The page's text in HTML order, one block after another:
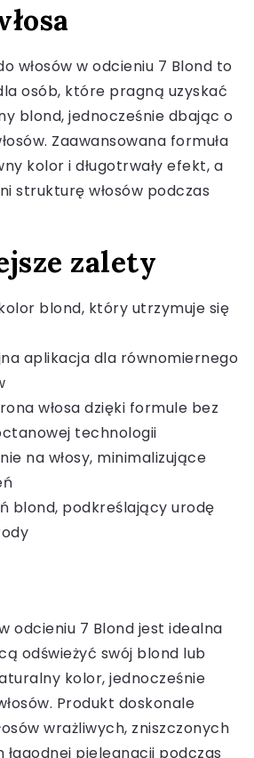
włosów w odcieniu 7 Blond to
osób, które pragną uzyskać
blond, jednocześnie dbając o
Zaawansowana formuła
kolor i długotrwały efekt, a
strukturę włosów podczas
zalety
blond, który utrzymuje się
aplikacja dla równomiernego
włosa dzięki formule bez
technologii
na włosy, minimalizujące
blond, podkreślający urodę
odcieniu 7 Blond jest idealna
odświeżyć swój blond lub
kolor, jednocześnie
Produkt doskonale
wrażliwych, zniszczonych
pielęgnacji podczas